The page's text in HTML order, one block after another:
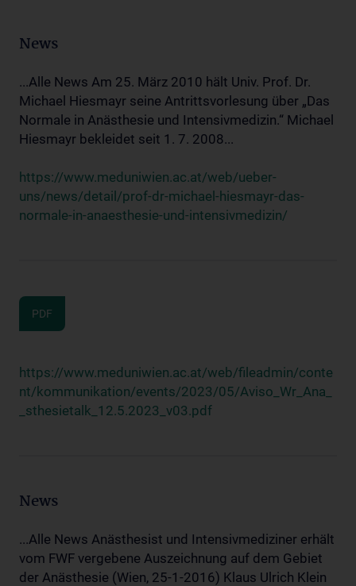
News
...Alle News Am 25. März 2010 hält Univ. Prof. Dr.
Michael Hiesmayr seine Antrittsvorlesung über „Das
Normale in Anästhesie und Intensivmedizin.“ Michael
Hiesmayr bekleidet seit 1. 7. 2008...
https://www.meduniwien.ac.at/web/ueber-
uns/news/detail/prof-dr-michael-hiesmayr-das-
normale-in-anaesthesie-und-intensivmedizin/
PDF
https://www.meduniwien.ac.at/web/fileadmin/conte
nt/kommunikation/events/2023/05/Aviso_Wr_Ana_
_sthesietalk_12.5.2023_v03.pdf
News
...Alle News Anästhesist und Intensivmediziner erhält
vom FWF vergebene Auszeichnung auf dem Gebiet
der Anästhesie (Wien, 25-1-2016) Klaus Ulrich Klein